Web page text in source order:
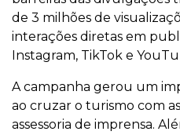
de 3 milhões de
interações diretas em
Instagram, TikTok e
A campanha gerou um
ao cruzar o turismo com
assessoria de imprensa.